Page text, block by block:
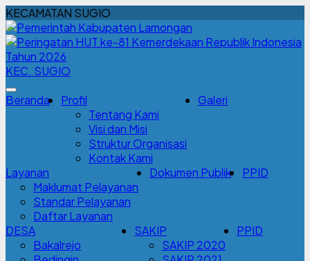
KECAMATAN SUGIO
KEC. SUGIO
Beranda
Profil
Tentang Kami
Visi dan Misi
Struktur Organisasi
Kontak Kami
Galeri
Layanan
Maklumat Pelayanan
Standar Pelayanan
Daftar Layanan
Dokumen Publik PPID
DESA
Bakalrejo
SAKIP
SAKIP 2020
PPID